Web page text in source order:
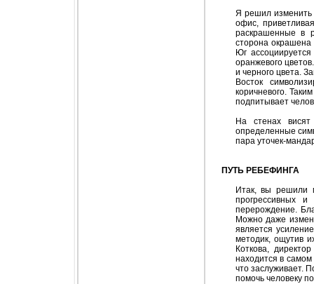
Я решил изменить
офис,
раскрашенные в
сторона
Юг
оранжевого
и черного цвета.
Восток
коричневого.
подпитывает
На стенах
определенные
пара уточек-
ПУТЬ РЕБЕФИНГА
Итак, вы решили
прогрессивных
перерождение.
Можно даже
является
методик, ощутив
Коткова,
находится в
что заслуживает.
помочь человеку